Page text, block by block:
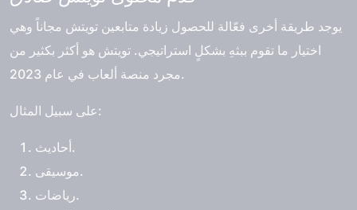
يوجد طريقة أخرى فعّالة للحصول زيادة متابعين تويتش مجاناً وهي
اختيار ما تقوم ببثهِ بشكلٍ استراتيجي. تويتش هو أكثر بكثير من
مجرد منصة ألعاب في عام 2023.
على سبيل المثال:
أحاديث.
موسيقى.
رياضات.